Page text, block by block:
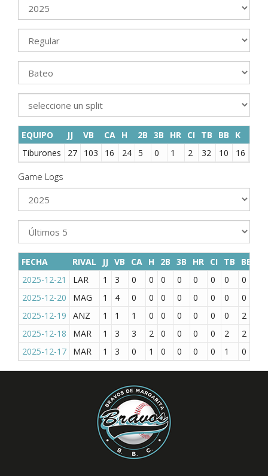
EQUIPO JJ VB CA H 2B 3B HR CI TB BB K
Tiburones
27 103 16 24 5 0 1 2 32 10 16
Game Logs
FECHA RIVAL JJ VB CA H 2B 3B HR CI TB BB
2025-12-21
LAR 1 3 0 0 0 0 0 0 0 0
2025-12-20
MAG 1 4 0 0 0 0 0 0 0 0
2025-12-19
ANZ 1 1 1 0 0 0 0 0 0 2
2025-12-18
MAR 1 3 3 2 0 0 0 0 2 2
2025-12-17
MAR 1 3 0 1 0 0 0 0 1 0